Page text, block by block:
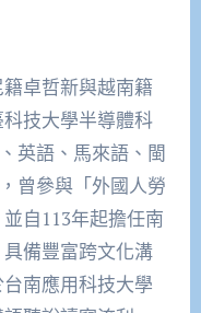
卓哲新與越南籍
技大學半導體科
英語、馬來語、閩
曾參與「外國人勞
自113年起擔任南
備豐富跨文化溝
南應用科技大學